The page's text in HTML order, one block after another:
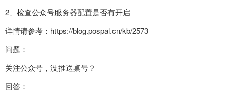
2、检查公众号服务器配置是否有开启
详情请参考：https://blog.pospal.cn/kb/2573
问题：
关注公众号，没推送桌号？
回答：